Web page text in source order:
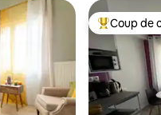
Coups de
Coup de